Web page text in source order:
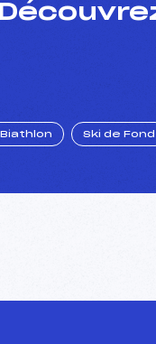
Biathlon Ski de Fond